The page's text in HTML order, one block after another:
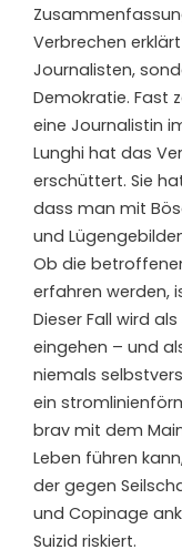
Verbrechen
Journalisten,
Demokratie. Fast
eine Journalistin
Lunghi hat das
erschüttert. Sie
dass man mit
und
Ob die
erfahren werden,
Dieser Fall wird
eingehen – und
niemals
ein
brav mit dem
Leben führen
der gegen
und Copinage
Suizid riskiert.